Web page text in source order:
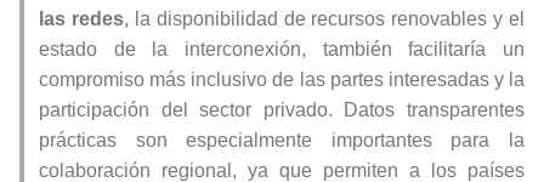
las redes, la disponibilidad de recursos renovables y el
estado de la interconexión, también facilitaría un
compromiso más inclusivo de las partes interesadas y la
participación del sector privado. Datos transparentes
prácticas son especialmente importantes para la
colaboración regional, ya que permiten a los países